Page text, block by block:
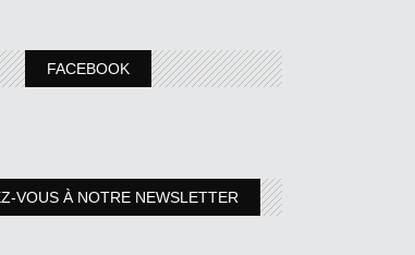
FACEBOOK
VOUS À NOTRE NEWSLETTER